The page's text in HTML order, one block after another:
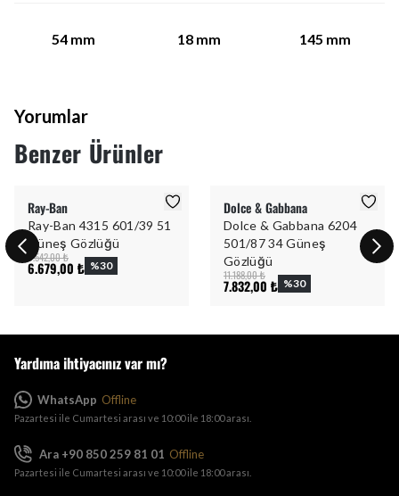
54 mm 18 mm 145 mm
Yorumlar
Benzer Ürünler
Ray-Ban
Ray-Ban 4315 601/39 51
Güneş Gözlüğü
9.542,00 ₺
6.679,00 ₺ %30
Dolce & Gabbana
Dolce & Gabbana 6204
501/87 34 Güneş
Gözlüğü
11.188,00 ₺
7.832,00 ₺ %30
Yardıma ihtiyacınız var mı?
WhatsApp Offline
Pazartesi ile Cumartesi arası ve 10:00 ile 18:00 arası.
Ara +90 850 259 81 01 Offline
Pazartesi ile Cumartesi arası ve 10:00 ile 18:00 arası.